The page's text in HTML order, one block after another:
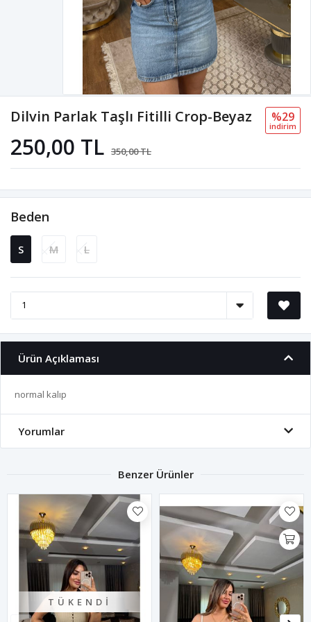
Dilvin Parlak Taşlı Fitilli Crop-Beyaz
250,00 TL 350,00 TL
%29
i̇ndi̇ri̇m
Beden
S M L
Ürün Açıklaması
normal kalıp
Yorumlar
Benzer Ürünler
TÜKENDI